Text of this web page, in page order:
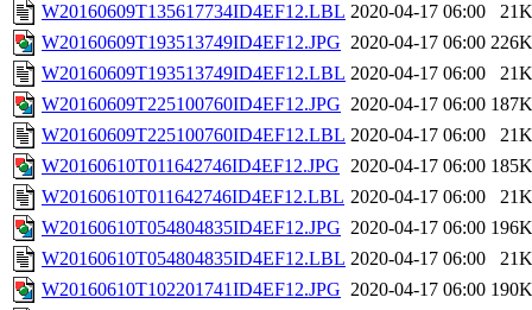
W20160609T135617734ID4EF12.LBL 2020-04-17 06:00
21K
W20160609T193513749ID4EF12.JPG 2020-04-17 06:00 226K
W20160609T193513749ID4EF12.LBL 2020-04-17 06:00
21K
W20160609T225100760ID4EF12.JPG 2020-04-17 06:00 187K
W20160609T225100760ID4EF12.LBL 2020-04-17 06:00
21K
W20160610T011642746ID4EF12.JPG 2020-04-17 06:00 185K
W20160610T011642746ID4EF12.LBL 2020-04-17 06:00
21K
W20160610T054804835ID4EF12.JPG 2020-04-17 06:00 196K
W20160610T054804835ID4EF12.LBL 2020-04-17 06:00
21K
W20160610T102201741ID4EF12.JPG 2020-04-17 06:00 190K